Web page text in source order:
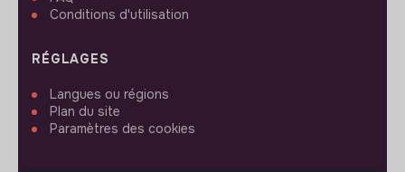
Conditions d'utilisation
RÉGLAGES
Langues ou régions
Plan du site
Paramètres des cookies